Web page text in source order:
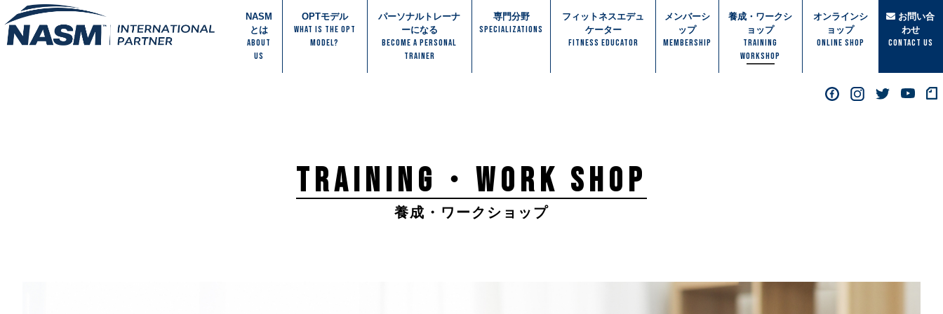
NASM
とは
ABOUT
US
OPTモデル
WHAT IS THE OPT
MODEL?
パーソナルトレーナ
ーになる
BECOME A PERSONAL
TRAINER
専門分野
SPECIALIZATIONS
フィットネスエデュ
ケーター
FITNESS EDUCATOR
メンバーシ
ップ
MEMBERSHIP
養成・ワークシ
ョップ
TRAINING
WORKSHOP
オンラインシ
ョップ
ONLINE SHOP
お問い合
わせ
Contact Us
TRAINING・WORK SHOP
養成・ワークショップ